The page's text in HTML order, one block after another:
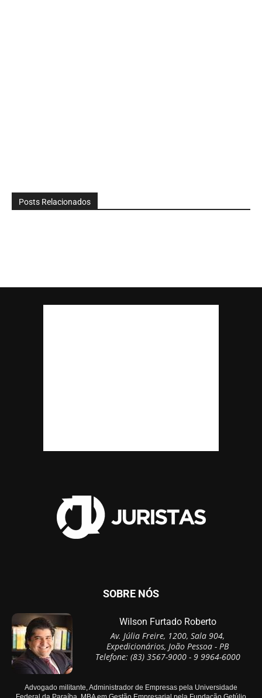
Posts Relacionados
SOBRE NÓS
Wilson Furtado Roberto
Av. Júlia Freire, 1200, Sala 904,
Expedicionários, João Pessoa - PB
Telefone: (83) 3567-9000 - 9 9964-6000
Advogado militante, Administrador de Empresas pela Universidade